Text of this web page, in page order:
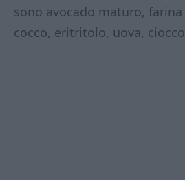
sono avocado maturo,
cocco, eritritolo, uova,